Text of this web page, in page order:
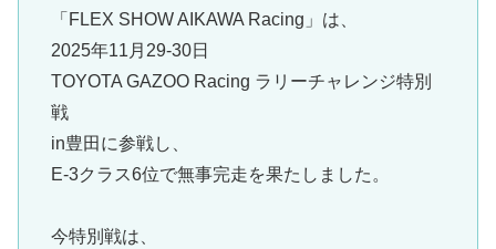
「FLEX SHOW AIKAWA Racing」は、
2025年11月29-30日
TOYOTA GAZOO Racing ラリーチャレンジ特別
戦
in豊田に参戦し、
E-3クラス6位で無事完走を果たしました。
今特別戦は、